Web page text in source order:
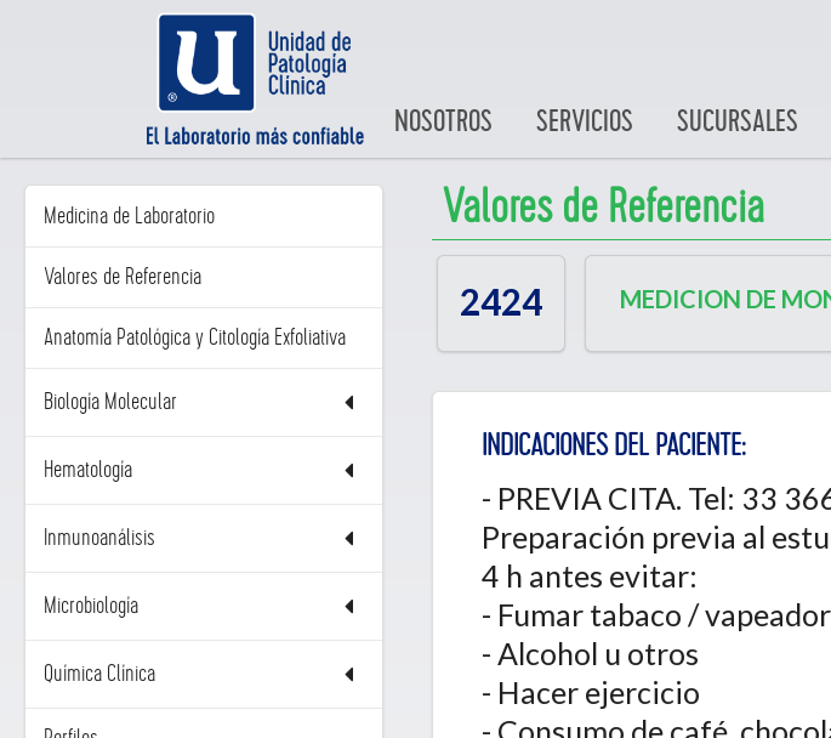
NOSOTROS SERVICIOS SUCURSALES
Medicina de Laboratorio
Valores de Referencia
Anatomía Patológica y Citología Exfoliativa
Biología Molecular
Hematología
Inmunoanálisis
Microbiología
Química Clínica
Valores de Referencia
2424 MEDICION DE
INDICACIONES DEL PACIENTE:
- PREVIA CITA. Tel: 33
Preparación previa al
4 h antes evitar:
- Fumar tabaco / vapeador
- Alcohol u otros
- Hacer ejercicio
- Consumo de café,